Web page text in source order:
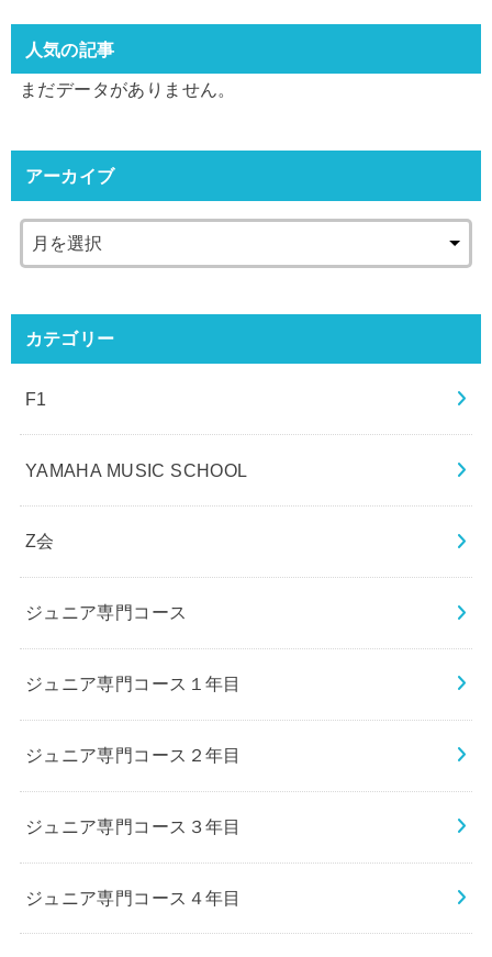
人気の記事
まだデータがありません。
アーカイブ
カテゴリー
F1
YAMAHA MUSIC SCHOOL
Z会
ジュニア専門コース
ジュニア専門コース１年目
ジュニア専門コース２年目
ジュニア専門コース３年目
ジュニア専門コース４年目